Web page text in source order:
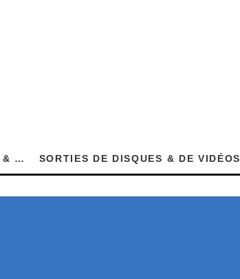
& … SORTIES DE DISQUES & DE VIDÉOS